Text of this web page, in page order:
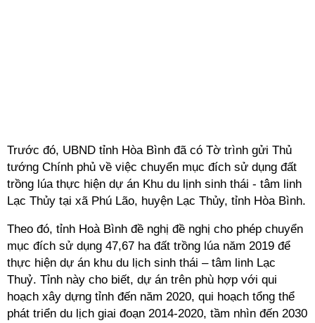
Trước đó, UBND tỉnh Hòa Bình đã có Tờ trình gửi Thủ
tướng Chính phủ về việc chuyển mục đích sử dụng đất
trồng lúa thực hiện dự án Khu du lịnh sinh thái - tâm linh
Lạc Thủy tại xã Phú Lão, huyện Lạc Thủy, tỉnh Hòa Bình.
Theo đó, tỉnh Hoà Bình đề nghị đề nghị cho phép chuyển
mục đích sử dụng 47,67 ha đất trồng lúa năm 2019 để
thực hiện dự án khu du lịch sinh thái – tâm linh Lạc
Thuỷ. Tỉnh này cho biết, dự án trên phù hợp với qui
hoạch xây dựng tỉnh đến năm 2020, qui hoạch tổng thể
phát triển du lịch giai đoạn 2014-2020, tầm nhìn đến 2030